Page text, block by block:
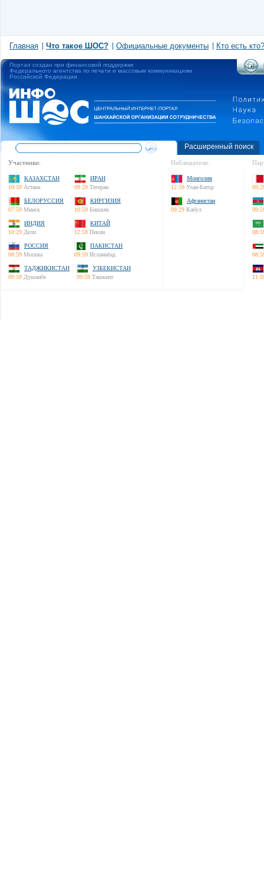
Главная Что такое ШОС? Официальные документы Кто есть кто?
Портал создан при финансовой поддержке
Федерального агентства по печати и массовым коммуникациям
Российской Федерации
Расширенный поиск
Участники:
КАЗАХСТАН
10:59 Астана
ИРАН
09:29 Тегеран
БЕЛОРУССИЯ
07:59 Минск
КИРГИЗИЯ
10:59 Бишкек
ИНДИЯ
10:29 Дели
КИТАЙ
12:59 Пекин
РОССИЯ
08:59 Москва
ПАКИСТАН
09:59 Исламабад
ТАДЖИКИСТАН
09:59 Душанбе
УЗБЕКИСТАН
09:59 Ташкент
Наблюдатели:
Монголия
12:59 Улан-Батор
Афганистан
09:29 Кабул